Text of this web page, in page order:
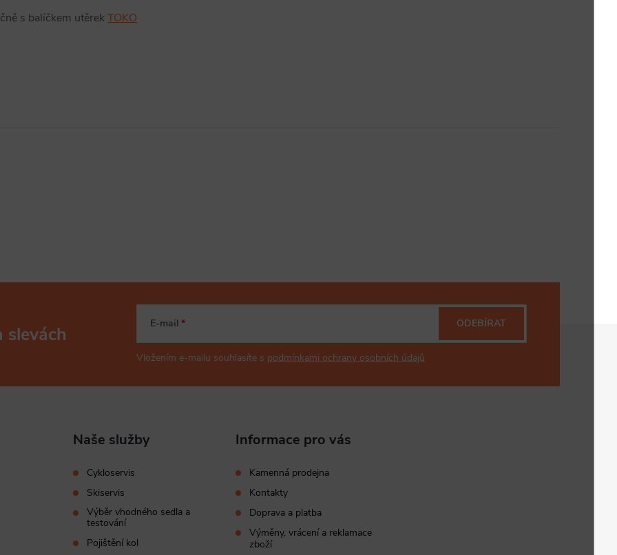
s balíčkem utěrekTOKO
slevách E-mail
Vložením e-mailu souhlasíte s podmínkami ochrany osobních údajů
ODEBÍRAT
Naše služby
Cykloservis
Skiservis
Výběr vhodného sedla a
testování
Pojištění kol
Informace pro vás
Kamenná prodejna
Kontakty
Doprava a platba
Výměny, vrácení a reklamace
zboží